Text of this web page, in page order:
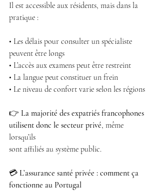
Il est accessible aux résidents, mais dans la
pratique :
• Les délais pour consulter un spécialiste
peuvent être longs
• L’accès aux examens peut être restreint
• La langue peut constituer un frein
• Le niveau de confort varie selon les régions
👉 La majorité des expatriés francophones
utilisent donc le secteur privé, même
lorsqu’ils
sont affiliés au système public.
💳 L’assurance santé privée : comment ça
fonctionne au Portugal